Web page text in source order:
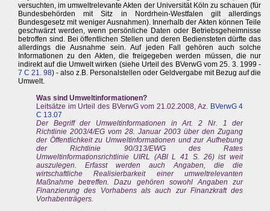
versuchten, im umweltrelevante Akten der Universität Köln zu schauen (für
Bundesbehörden mit Sitz in Nordrhein-Westfalen gilt allerdings
Bundesgesetz mit weniger Ausnahmen). Innerhalb der Akten können Teile
geschwärzt werden, wenn persönliche Daten oder Betriebsgeheimnisse
betroffen sind. Bei öffentlichen Stellen und deren Bediensteten dürfte das
allerdings die Ausnahme sein. Auf jeden Fall gehören auch solche
Informationen zu den Akten, die freigegeben werden müssen, die nur
indirekt auf die Umwelt wirken (siehe Urteil des BVerwG vom 25. 3. 1999 -
7 C 21. 98) - also z.B. Personalstellen oder Geldvergabe mit Bezug auf die
Umwelt.
Was sind Umweltinformationen?
Leitsätze im Urteil des BVerwG vom 21.02.2008, Az. BVerwG 4
C 13.07
Der Begriff der Umweltinformationen in Art. 2 Nr. 1 der
Richtlinie 2003/4/EG vom 28. Januar 2003 über den Zugang
der Öffentlichkeit zu Umweltinformationen und zur Aufhebung
der Richtlinie 90/313/EWG des Rates
Umweltinformationsrichtlinie UIRL (ABl L 41 S. 26) ist weit
auszulegen. Erfasst werden auch Angaben, die die
wirtschaftliche Realisierbarkeit einer umweltrelevanten
Maßnahme betreffen. Dazu gehören sowohl Angaben zur
Finanzierung des Vorhabens als auch zur Finanzkraft des
Vorhabenträgers.